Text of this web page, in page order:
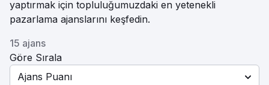
yaptırmak için topluluğumuzdaki en yetenekli
pazarlama ajanslarını keşfedin.
15 ajans
Göre Sırala
Ajans Puanı